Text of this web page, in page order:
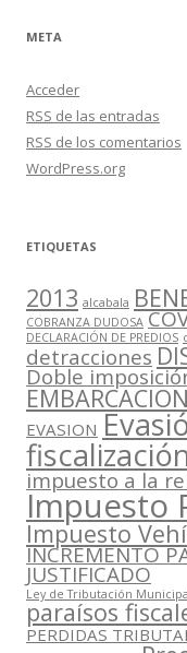
META
Acceder
RSS de las entradas
RSS de los comentarios
WordPress.org
ETIQUETAS
2013 alcabala
COBRANZA DUDOSA
DECLARACIÓN DE PREDIOS
detracciones
Doble
EVASION
impuesto a la
Impuesto
Impuesto
INCREMENTO
JUSTIFICADO
Ley de Tributación
paraísos
PERDIDAS